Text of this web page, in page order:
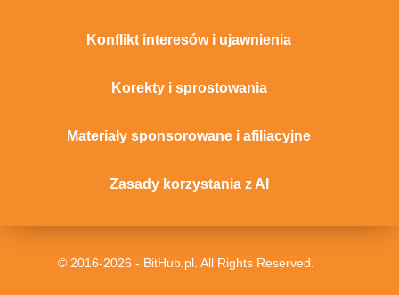
Konflikt interesów i ujawnienia
Korekty i sprostowania
Materiały sponsorowane i afiliacyjne
Zasady korzystania z AI
© 2016-2026 - BitHub.pl. All Rights Reserved.